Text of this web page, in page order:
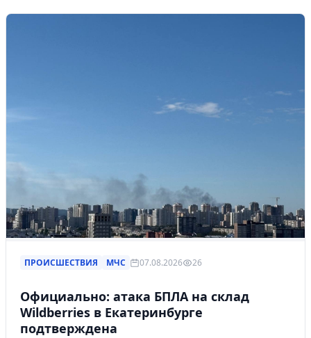
ПРОИСШЕСТВИЯ МЧС 07.08.2026 26
Официально: атака БПЛА на склад
Wildberries в Екатеринбурге
подтверждена